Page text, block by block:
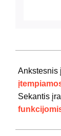
06-
01
Ankstesnis
Sekantis